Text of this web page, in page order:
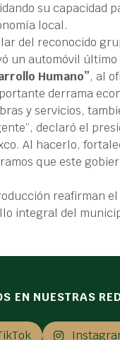
su capacidad
local.
del reconocido
un automóvil
Humano”, al
derrama
y servicios,
declaró el
Al hacerlo,
que este
reafirman
integral del
EN NUESTRAS